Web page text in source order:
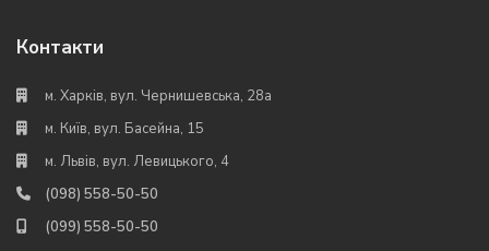
Контакти
м. Харків, вул. Чернишевська, 28а
м. Київ, вул. Басейна, 15
м. Львів, вул. Левицького, 4
(098) 558-50-50
(099) 558-50-50